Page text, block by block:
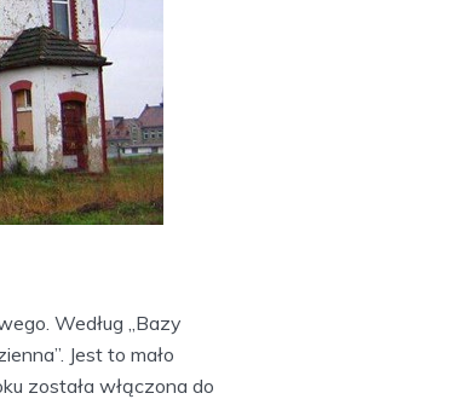
Według „Bazy
Jest to mało
została włączona do